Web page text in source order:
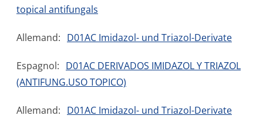
topical antifungals
Allemand: D01AC Imidazol- und Triazol-Derivate
Espagnol: D01AC DERIVADOS IMIDAZOL Y TRIAZOL
(ANTIFUNG.USO TOPICO)
Allemand: D01AC Imidazol- und Triazol-Derivate